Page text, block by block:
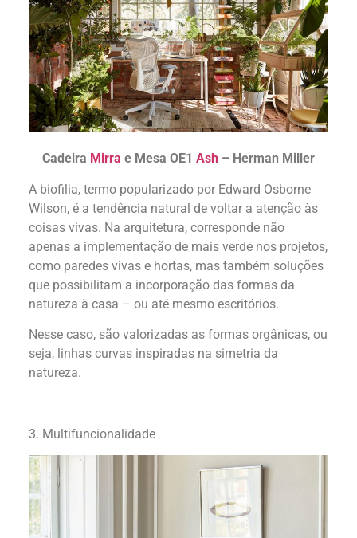
Cadeira Mirra e Mesa OE1 Ash – Herman Miller
A biofilia, termo popularizado por Edward Osborne
Wilson, é a tendência natural de voltar a atenção às
coisas vivas. Na arquitetura, corresponde não
apenas a implementação de mais verde nos projetos,
como paredes vivas e hortas, mas também soluções
que possibilitam a incorporação das formas da
natureza à casa – ou até mesmo escritórios.
Nesse caso, são valorizadas as formas orgânicas, ou
seja, linhas curvas inspiradas na simetria da
natureza.
3. Multifuncionalidade